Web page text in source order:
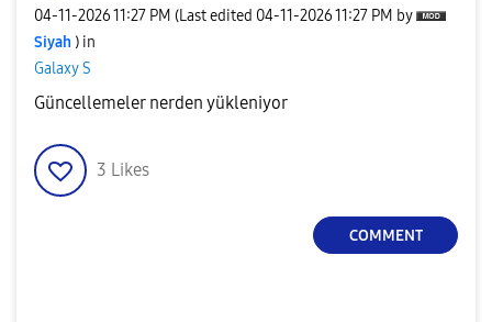
‎04-11-202611:27 PM (Last edited ‎04-11-202611:27 PM by
Siyah ) in
Galaxy S
Güncellemeler nerden yükleniyor
3 Likes
COMMENT